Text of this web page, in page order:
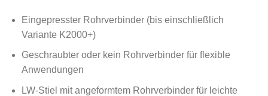
Eingepresster Rohrverbinder (bis einschließlich
Variante K2000+)
Geschraubter oder kein Rohrverbinder für flexible
Anwendungen
LW-Stiel mit angeformtem Rohrverbinder für leichte